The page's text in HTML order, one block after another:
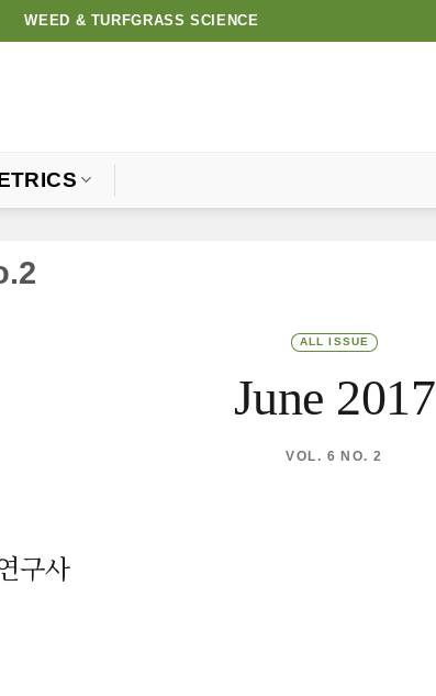
WEED & TURFGRASS SCIENCE
ALL ISSUE
June 2017
VOL. 6 NO. 2
구사